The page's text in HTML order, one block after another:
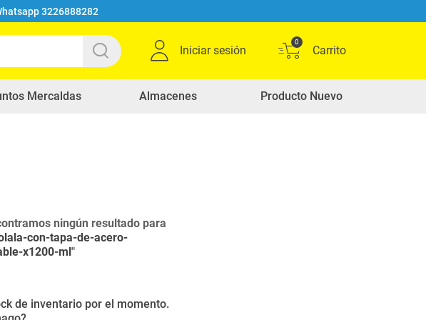
3226888282
Iniciar sesión
0
Mercaldas Almacenes Producto Nuevo
ningún resultado para
con-tapa-de-acero-
x1200-ml"
de inventario por el momento.